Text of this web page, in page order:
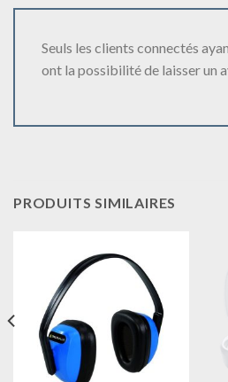
Seuls les clients connectés
ont la possibilité de laisser un
PRODUITS SIMILAIRES